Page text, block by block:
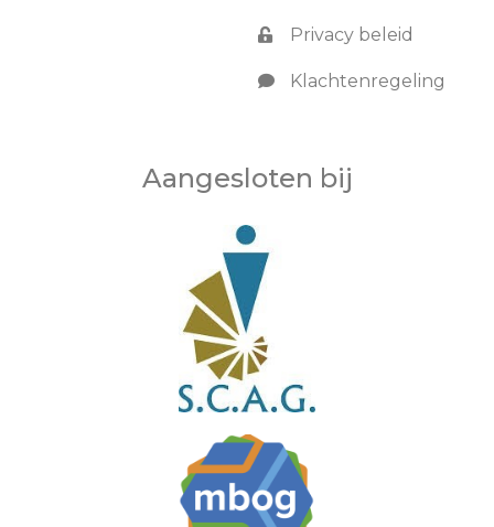
Privacy beleid
Klachtenregeling
Aangesloten bij